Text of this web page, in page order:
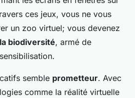
ces jeux, vous ne vous
un zoo virtuel; vous devenez
biodiversité, armé de
semble prometteur. Avec
comme la réalité virtuelle